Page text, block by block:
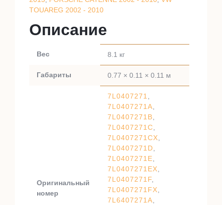
TOUAREG 2002 - 2010
Описание
Вес 8.1 кг
Габариты 0.77 × 0.11 × 0.11 м
Оригинальный
номер
7L0407271,
7L0407271A,
7L0407271B,
7L0407271C,
7L0407271CX,
7L0407271D,
7L0407271E,
7L0407271EX,
7L0407271F,
7L0407271FX,
7L6407271A,